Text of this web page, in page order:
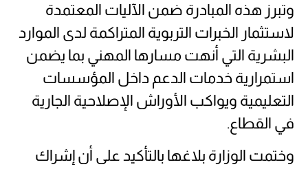
وتبرز هذه المبادرة ضمن الآليات المعتمدة
لاستثمار الخبرات التربوية المتراكمة لدى الموارد
البشرية التي أنهت مسارها المهني بما يضمن
استمرارية خدمات الدعم داخل المؤسسات
التعليمية ويواكب الأوراش الإصلاحية الجارية
في القطاع.
وختمت الوزارة بلاغها بالتأكيد على أن إشراك